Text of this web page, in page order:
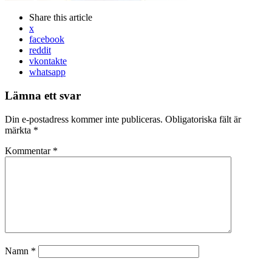
Share this article
x
facebook
reddit
vkontakte
whatsapp
Lämna ett svar
Din e-postadress kommer inte publiceras. Obligatoriska fält är
märkta *
Kommentar *
Namn *